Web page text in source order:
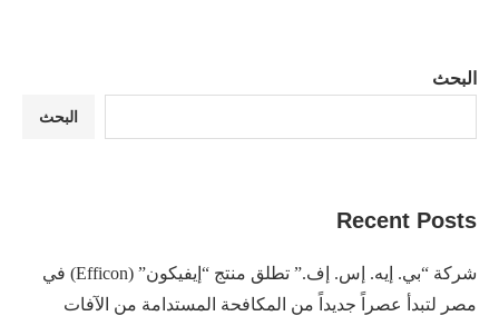
البحث
البحث
Recent Posts
شركة “بي. إيه. إس. إف.” تطلق منتج “إيفيكون” (Efficon) في
مصر لتبدأ عصراً جديداً من المكافحة المستدامة من الآفات